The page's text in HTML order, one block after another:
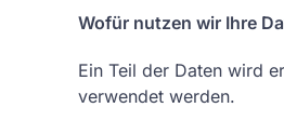
Wofür nutzen wir Ihre
Ein Teil der Daten wird
verwendet werden.